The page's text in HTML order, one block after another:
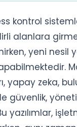
kontrol
alanlara
yeni nesil
yapay zeka,
güvenlik,
yazılımlar,